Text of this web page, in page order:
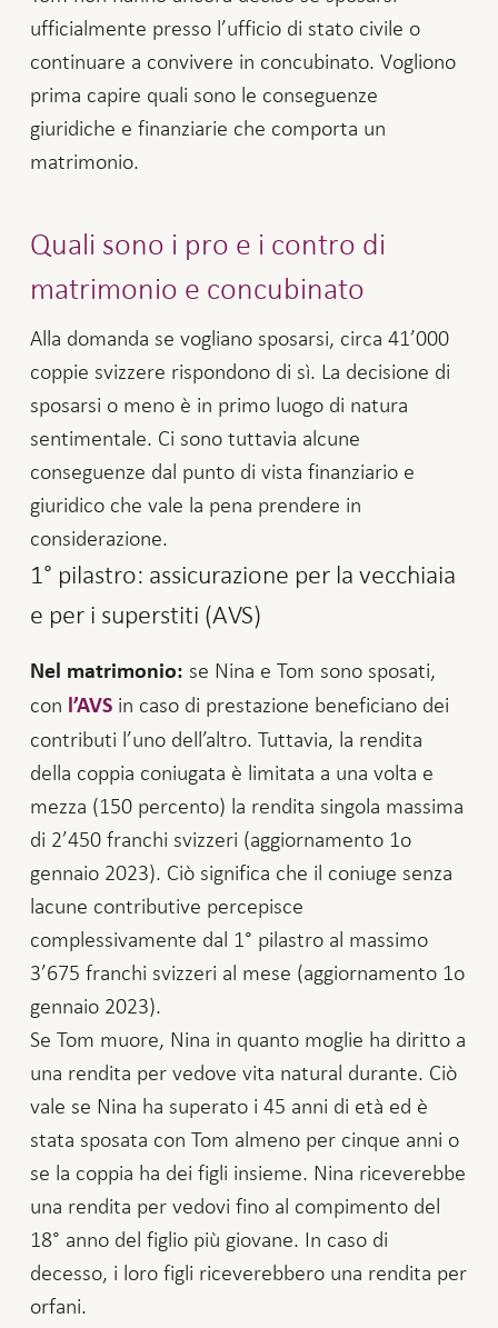
ufficialmente presso l’ufficio di stato civile o
continuare a convivere in concubinato. Vogliono
prima capire quali sono le conseguenze
giuridiche e finanziarie che comporta un
matrimonio.
Quali sono i pro e i contro di
matrimonio e concubinato
Alla domanda se vogliano sposarsi, circa 41’000
coppie svizzere rispondono di sì. La decisione di
sposarsi o meno è in primo luogo di natura
sentimentale. Ci sono tuttavia alcune
conseguenze dal punto di vista finanziario e
giuridico che vale la pena prendere in
considerazione.
1° pilastro: assicurazione per la vecchiaia
e per i superstiti (AVS)
Nel matrimonio: se Nina e Tom sono sposati,
con l’AVSin caso di prestazione beneficiano dei
contributi l’uno dell’altro. Tuttavia, la rendita
della coppia coniugata è limitata a una volta e
mezza (150 percento) la rendita singola massima
di 2’450 franchi svizzeri (aggiornamento 1o
gennaio 2023). Ciò significa che il coniuge senza
lacune contributive percepisce
complessivamente dal 1° pilastro al massimo
3’675 franchi svizzeri al mese (aggiornamento 1o
gennaio 2023).
Se Tom muore, Nina in quanto moglie ha diritto a
una rendita per vedove vita natural durante. Ciò
vale se Nina ha superato i 45 anni di età ed è
stata sposata con Tom almeno per cinque anni o
se la coppia ha dei figli insieme. Nina riceverebbe
una rendita per vedovi fino al compimento del
18° anno del figlio più giovane. In caso di
decesso, i loro figli riceverebbero una rendita per
orfani.